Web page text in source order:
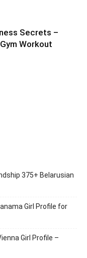
Secrets –
Workout
375+ Belarusian
Girl Profile for
Girl Profile –